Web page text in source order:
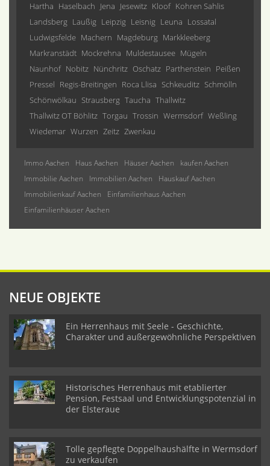
Hartha Haselbach Jena Jesewitz Kloof Kohren Sahlis
Landsberg Laußig Leipzig Leisnig Leuna Lossatal
Ludwigsfelde Machern Magdeburg Markkleeberg
Markranstädt Mockrehna Muldestausee Mügeln
Naunhof Nobitz Nünchritz Oschatz Parthenstein Peißen
Pressel Regis-Breitingen Roca Llisa Schkeuditz Schmölln
Schönwölkau Strausberg Taucha Thallwitz
Thallwitz OT Böhlitz Torgau Trossin Wermsdorf Weßling
Wiedemar Wurzen Zeitz Zwenkau
Immo Aachen Haus Aachen Häuser Aachen
kaufen Aachen
Immobilie Aachen
Immobilien Aachen
Hauskauf Aachen
Immobilienkauf Aachen
Einfamilienhaus Aachen
Einfamilienhäuser Aachen
NEUE OBJEKTE
Ein Herrenhaus mit Seele - Geschichte,
Charakter und außergewöhnliche Perspektiven
Historisches Herrenhaus mit etablierter
Pension, Festsaal und Entwicklungspotenzial in
der Elsteraue
Tolle gepflegte Doppelhaushälfte in Wermsdorf
zu verkaufen